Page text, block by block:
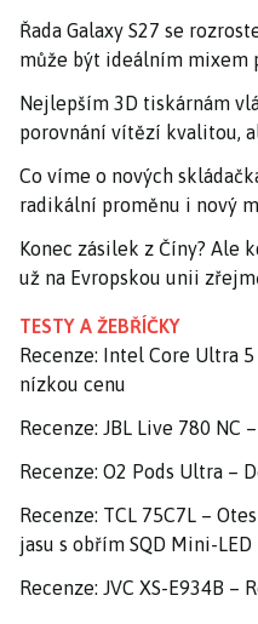
Řada Galaxy S27 se
může být ideálním mixem
Nejlepším 3D tiskárnám
porovnání vítězí kvalitou,
Co víme o nových
radikální proměnu i nový
Konec zásilek z Číny? Ale
už na Evropskou unii
TESTY A ŽEBŘÍČKY
Recenze: Intel Core Ultra
nízkou cenu
Recenze: JBL Live 780 NC
Recenze: O2 Pods Ultra –
Recenze: TCL 75C7L –
jasu s obřím SQD Mini-
Recenze: JVC XS-E934B